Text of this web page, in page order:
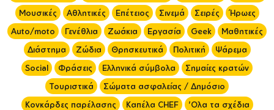
Μουσικές
Αθλητικές Επέτειος Σινεμά Σειρές
Ήρωες
Auto/moto
Γενέθλια Ζωάκια Εργασία Geek
Μαθητικές
Διάστημα
Ζώδια Θρησκευτικά Πολιτική
Ψάρεμα
Social
Φράσεις Ελληνικά σύμβολα
Σημαίες κρατών
Τουριστικά
Σώματα ασφαλείας / Δημόσιο
Κονκάρδες παρέλασης
Καπέλα CHEF
'Ολα τα σχέδια